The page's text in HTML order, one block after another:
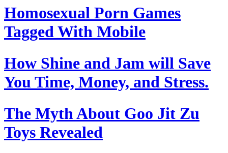
Homosexual Porn Games
Tagged With Mobile
How Shine and Jam will Save
You Time, Money, and Stress.
The Myth About Goo Jit Zu
Toys Revealed